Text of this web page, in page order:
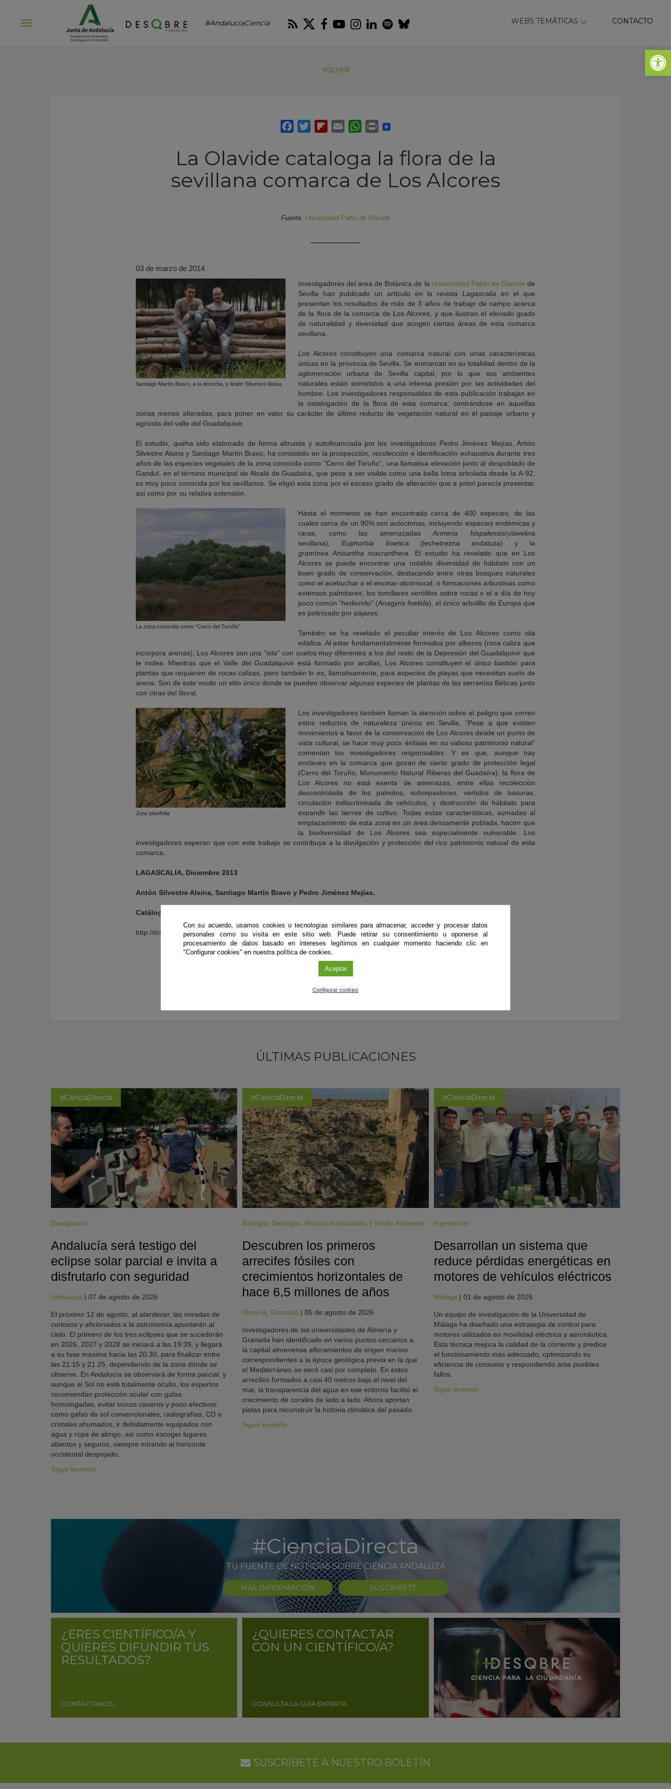
Abrir
#AndalucíaCiencia RSS Twitter
Facebook
Youtube
Instagram
LinkedIn
Spotify
Bluesky WEBS TEMÁTICAS CONTACTO
VOLVER
La Olavide cataloga la flora de la
sevillana comarca de Los Alcores
Fuente: Universidad Pablo de Olavide
03 de marzo de 2014
Santiago Martín Bravo, a la derecha, y Antón Silvestre Alsina
Investigadores del área de Botánica de la Universidad Pablo de Olavide de
Sevilla han publicado un artículo en la revistaLagascalia en el que
presentan los resultados de más de 3 años de trabajo de campo acerca
de la flora de la comarca de Los Alcores, y que ilustran el elevado grado
de naturalidad y diversidad que acogen ciertas áreas de esta comarca
sevillana.
Los Alcores constituyen una comarca natural con unas características
únicas en la provincia de Sevilla. Se enmarcan en su totalidad dentro de la
aglomeración urbana de Sevilla capital, por lo que sus ambientes
naturales están sometidos a una intensa presión por las actividades del
hombre. Los investigadores responsables de esta publicación trabajan en
la catalogación de la flora de esta comarca, centrándose en aquellas
zonas menos alteradas, para poner en valor su carácter de último reducto de vegetación natural en el paisaje urbano y
agrícola del valle del Guadalquivir.
El estudio, queha sido elaborado de forma altruista y autofinanciada por los investigadores Pedro Jiménez Mejías, Antón
Silvestre Alsina y Santiago Martín Bravo, ha consistido en la prospección, recolección e identificación exhaustiva durante tres
años de las especies vegetales de la zona conocida como “Cerro del Toruño”, una llamativa elevación junto al despoblado de
Gandul, en el término municipal de Alcalá de Guadaíra, que pese a ser visible como una bella loma arbolada desde la A-92,
es muy poco conocida por los sevillanos. Se eligió esta zona por el escaso grado de alteración que a priori parecía presentar,
así como por su relativa extensión.
La zona conocida como “Cerro del Toruño”
Hasta el momento se han encontrado cerca de 400 especies, de las
cuales cerca de un 90% son autóctonas, incluyendo especies endémicas y
raras, como las amenazadasArmeria hispalensis(clavelina
sevillana),Euphorbia boetica (lechetrezna andaluza) y la
gramíneaAnisantha macranthera . El estudio ha revelado que en Los
Alcores se puede encontrar una notable diversidad de hábitats con un
buen grado de conservación, destacando entre otras bosques naturales
como el acebuchar o el encinar-alcornocal, o formaciones arbustivas como
extensos palmitares, los tomillares xerófilos sobre rocas o el a día de hoy
poco común “hediondo” (Anagyris foetida), el único arbolillo de Europa que
es polinizado por pájaros.
También se ha revelado el peculiar interés de Los Alcores como isla
edáfica. Al estar fundamentalmente formados por alberos (roca caliza que
incorpora arenas), Los Alcores son una “isla” con suelos muy diferentes a los del resto de la Depresión del Guadalquivir que
le rodea. Mientras que el Valle del Guadalquivir está formado por arcillas, Los Alcores constituyen el único bastión para
plantas que requieren de rocas calizas, pero también lo es, llamativamente, para especies de playas que necesitan suelo de
arena. Son de este modo un sitio único donde se pueden observar algunas especies de plantas de las serranías Béticas junto
con otras del litoral.
Juno planifolia
Los investigadores también llaman la atención sobre el peligro que corren
estos reductos de naturaleza únicos en Sevilla. “Pese a que existen
movimientos a favor de la conservación de Los Alcores desde un punto de
vista cultural, se hace muy poco énfasis en su valioso patrimonio natural”
comentan los investigadores responsables. Y es que, aunque hay
enclaves en la comarca que gozan de cierto grado de protección legal
(Cerro del Toruño, Monumento Natural Riberas del Guadaíra), la flora de
Los Alcores no está exenta de amenazas, entre ellas recolección
descontrolada de los palmitos, sobrepastoreo, vertidos de basuras,
circulación indiscriminada de vehículos, y destrucción de hábitats para
expandir las tierras de cultivo. Todas estas características, sumadas al
emplazamiento de esta zona en un área densamente poblada, hacen que
la biodiversidad de Los Alcores sea especialmente vulnerable. Los
investigadores esperan que con este trabajo se contribuya a la divulgación y protección del rico patrimonio natural de esta
comarca.
LAGASCALIA, Diciembre 2013
Antón Silvestre Alsina, Santiago Martín Bravo y Pedro Jiménez Mejías.
Catálogo de la flora vascular del Cerro del Toruño (Comarca de Los Alcores, Alcalá de Guadaíra, Sevilla)
http://institucional.us.es/revistas/lagascalia/33/art_1.pdf
ÚLTIMAS PUBLICACIONES
#CienciaDirecta
Divulgación
Andalucía será testigo del
eclipse solar parcial e invita a
disfrutarlo con seguridad
Andalucía | 07 de agosto de 2026
El próximo 12 de agosto, al atardecer, las miradas de
curiosos y aficionados a la astronomía apuntarán al
cielo. El primero de los tres eclipses que se sucederán
en 2026, 2027 y 2028 se iniciará a las 19:39, y llegará
a su fase máxima hacia las 20:30, para finalizar entre
las 21:15 y 21:25, dependiendo de la zona dónde se
observe. En Andalucía se observará de forma parcial, y
aunque el Sol no esté totalmente oculto, los expertos
recomiendan protección ocular con gafas
homologadas, evitar trucos caseros y poco efectivos
como gafas de sol convencionales, radiografías, CD o
cristales ahumados, ir debidamente equipados con
agua y ropa de abrigo, así como escoger lugares
abiertos y seguros, siempre mirando al horizonte
occidental despejado.
Sigue leyendo
#CienciaDirecta
Biología ,Geología Recursos Naturales y Medio Ambiente
Descubren los primeros
arrecifes fósiles con
crecimientos horizontales de
hace 6,5 millones de años
Almería ,Granada |05 de agosto de 2026
Investigadores de las universidades de Almería y
Granada han identificado en varios puntos cercanos a
la capital almeriense afloramientos de origen marino
correspondientes a la época geológica previa en la que
el Mediterráneo se secó casi por completo. En estos
arrecifes formados a casi 40 metros bajo el nivel del
mar, la transparencia del agua en ese entorno facilitó el
crecimiento de corales de lado a lado. Ahora aportan
pistas para reconstruir la historia climática del pasado.
Sigue leyendo
#CienciaDirecta
Ingenierías
Desarrollan un sistema que
reduce pérdidas energéticas en
motores de vehículos eléctricos
Málaga | 01 de agosto de 2026
Un equipo de investigación de la Universidad de
Málaga ha diseñado una estrategia de control para
motores utilizados en movilidad eléctrica y aeronáutica.
Esta técnica mejora la calidad de la corriente y predice
el funcionamiento más adecuado, optimizando su
eficiencia de consumo y respondiendo ante posibles
fallos.
Sigue leyendo
#CienciaDirecta
TU FUENTE DE NOTICIAS SOBRE CIENCIA ANDALUZA
MÁS INFORMACIÓN SUSCRÍBETE
¿ERES CIENTÍFICO/A Y
QUIERES DIFUNDIR TUS
RESULTADOS?
CONTÁCTANOS
¿QUIERES CONTACTAR
CON UN CIENTÍFICO/A?
CONSULTA LA GUÍA EXPERTA
SUSCRÍBETE A NUESTRO BOLETÍN
Con su acuerdo, usamos cookies o tecnologías similares para almacenar, acceder y procesar datos
personales como su visita en este sitio web. Puede retirar su consentimiento u oponerse al
procesamiento de datos basado en intereses legítimos en cualquier momento haciendo clic en
"Configurar cookies" en nuestra política de cookies.
Aceptar
Configurar cookies